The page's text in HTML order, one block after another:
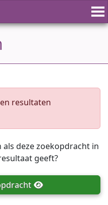
resultaten
deze zoekopdracht in
geeft?